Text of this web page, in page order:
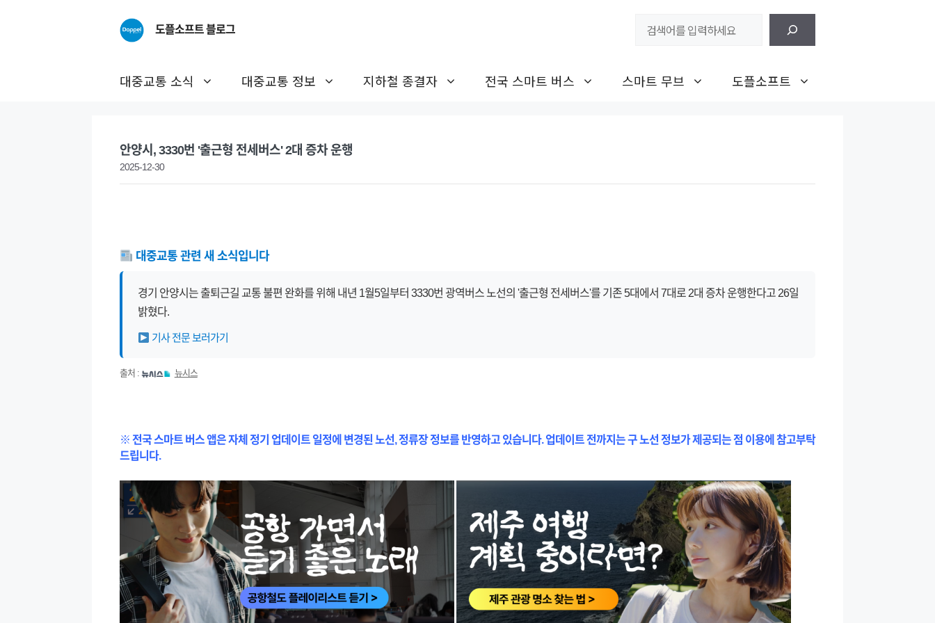
도플소프트 블로그
대중교통 소식 대중교통 정보 지하철 종결자 전국 스마트 버스 스마트 무브 도플소프트
안양시, 3330번 '출근형 전세버스' 2대 증차 운행
2025-12-30
대중교통 관련 새 소식입니다
경기 안양시는 출퇴근길 교통 불편 완화를 위해 내년 1월5일부터 3330번 광역버스 노선의 '출근형 전세버스'를 기존 5대에서 7대로 2대 증차 운행한다고 26일
밝혔다.
기사 전문 보러가기
출처 : 뉴시스
※ 전국 스마트 버스 앱은 자체 정기 업데이트 일정에 변경된 노선, 정류장 정보를 반영하고 있습니다. 업데이트 전까지는 구 노선 정보가 제공되는 점 이용에 참고부탁
드립니다.